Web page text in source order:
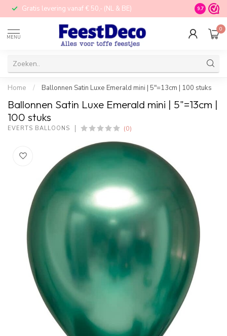
Gratis levering vanaf € 50,- (NL & BE) STORE in
9.7
MENU
0
Home / Ballonnen Satin Luxe Emerald mini | 5"=13cm | 100 stuks
Ballonnen Satin Luxe Emerald mini | 5"=13cm |
100 stuks
EVERTS BALLOONS (0)